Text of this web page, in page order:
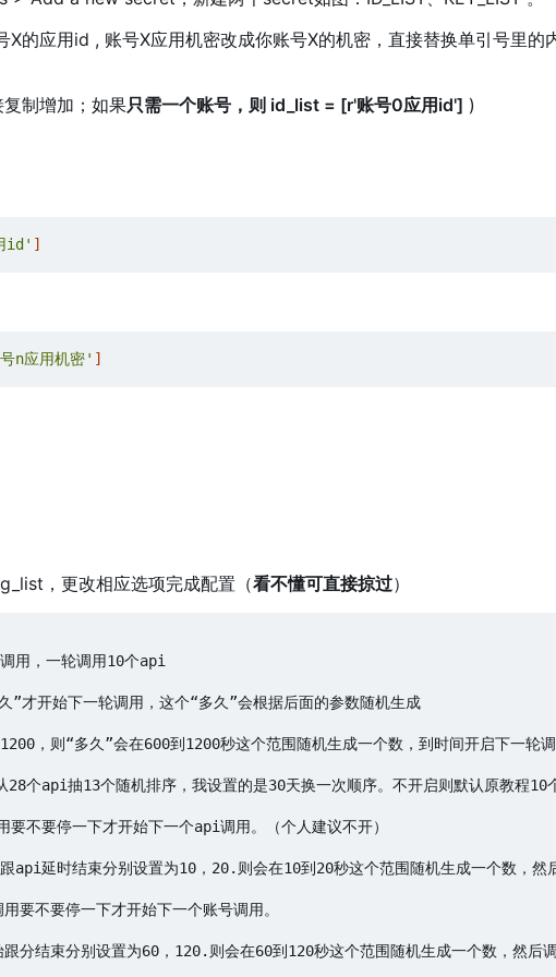
的应用id , 账号X应用机密改成你账号X的机密，直接替换单引号里的
制增加；如果只需一个账号，则 id_list = [r'账号0应用id'] )
id' ]
n应用机密' ]
，更改相应选项完成配置（看不懂可直接掠过）
用，一轮调用10个api
”才开始下一轮调用，这个“多久”会根据后面的参数随机生成
，则“多久”会在600到1200秒这个范围随机生成一个数，到时间开启下一轮
个api抽13个随机排序，我设置的是30天换一次顺序。不开启则默认原教程10
不要停一下才开始下一个api调用。（个人建议不开）
api延时结束分别设置为10，20.则会在10到20秒这个范围随机生成一个数，然
要不要停一下才开始下一个账号调用。
跟分结束分别设置为60，120.则会在60到120秒这个范围随机生成一个数，